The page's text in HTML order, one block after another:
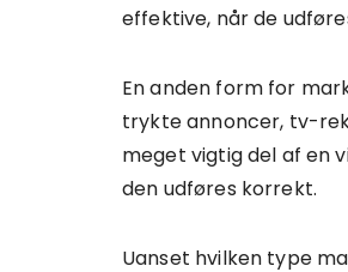
effektive, når de
En anden form for
trykte annoncer, tv-
meget vigtig del af en
den udføres korrekt.
Uanset hvilken type